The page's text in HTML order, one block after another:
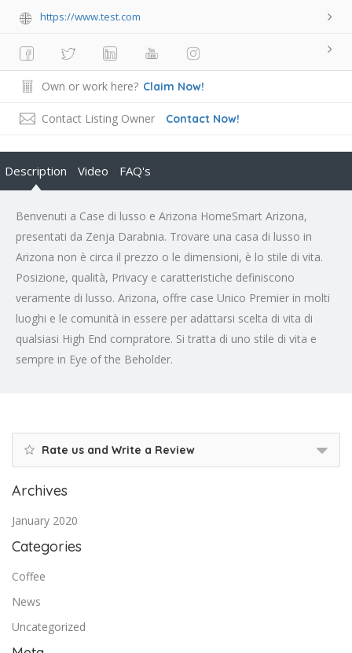
https://www.test.com
Own or work here? Claim Now!
Contact Listing Owner Contact Now!
Description Video FAQ's
Benvenuti a Case di lusso e Arizona HomeSmart Arizona,
presentati da Zenja Darabnia. Trovare una casa di lusso in
Arizona non è circa il prezzo o le dimensioni, è lo stile di vita.
Posizione, qualità, Privacy e caratteristiche definiscono
veramente di lusso. Arizona, offre case Unico Premier in molti
luoghi e le comunità in essere per adattarsi scelta di vita di
qualsiasi High End compratore. Si tratta di uno stile di vita e
sempre in Eye of the Beholder.
Rate us and Write a Review
Archives
January 2020
Categories
Coffee
News
Uncategorized